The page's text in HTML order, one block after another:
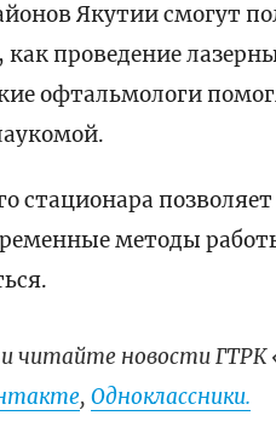
Якутии смогут
проведение
офтальмологи
стационара
методы
читайте новости ГТРК
,Одноклассники.